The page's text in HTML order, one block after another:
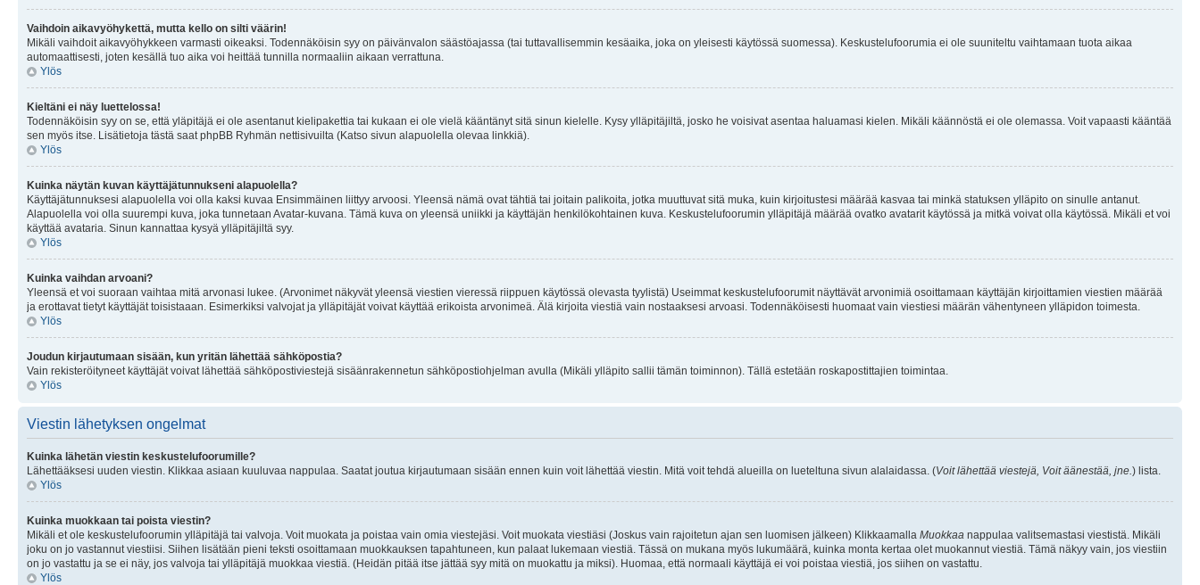
Vaihdoin aikavyöhykettä, mutta kello on silti väärin!
Mikäli vaihdoit aikavyöhykkeen varmasti oikeaksi. Todennäköisin syy on päivänvalon säästöajassa (tai tuttavallisemmin kesäaika, joka on yleisesti käytössä suomessa). Keskustelufoorumia ei ole suuniteltu vaihtamaan tuota aikaa
automaattisesti, joten kesällä tuo aika voi heittää tunnilla normaaliin aikaan verrattuna.
Ylös
Kieltäni ei näy luettelossa!
Todennäköisin syy on se, että yläpitäjä ei ole asentanut kielipakettia tai kukaan ei ole vielä kääntänyt sitä sinun kielelle. Kysy ylläpitäjiltä, josko he voisivat asentaa haluamasi kielen. Mikäli käännöstä ei ole olemassa. Voit vapaasti kääntää
sen myös itse. Lisätietoja tästä saat phpBB Ryhmän nettisivuilta (Katso sivun alapuolella olevaa linkkiä).
Ylös
Kuinka näytän kuvan käyttäjätunnukseni alapuolella?
Käyttäjätunnuksesi alapuolella voi olla kaksi kuvaa Ensimmäinen liittyy arvoosi. Yleensä nämä ovat tähtiä tai joitain palikoita, jotka muuttuvat sitä muka, kuin kirjoitustesi määrää kasvaa tai minkä statuksen ylläpito on sinulle antanut.
Alapuolella voi olla suurempi kuva, joka tunnetaan Avatar-kuvana. Tämä kuva on yleensä uniikki ja käyttäjän henkilökohtainen kuva. Keskustelufoorumin ylläpitäjä määrää ovatko avatarit käytössä ja mitkä voivat olla käytössä. Mikäli et voi
käyttää avataria. Sinun kannattaa kysyä ylläpitäjiltä syy.
Ylös
Kuinka vaihdan arvoani?
Yleensä et voi suoraan vaihtaa mitä arvonasi lukee. (Arvonimet näkyvät yleensä viestien vieressä riippuen käytössä olevasta tyylistä) Useimmat keskustelufoorumit näyttävät arvonimiä osoittamaan käyttäjän kirjoittamien viestien määrää
ja erottavat tietyt käyttäjät toisistaaan. Esimerkiksi valvojat ja ylläpitäjät voivat käyttää erikoista arvonimeä. Älä kirjoita viestiä vain nostaaksesi arvoasi. Todennäköisesti huomaat vain viestiesi määrän vähentyneen ylläpidon toimesta.
Ylös
Joudun kirjautumaan sisään, kun yritän lähettää sähköpostia?
Vain rekisteröityneet käyttäjät voivat lähettää sähköpostiviestejä sisäänrakennetun sähköpostiohjelman avulla (Mikäli ylläpito sallii tämän toiminnon). Tällä estetään roskapostittajien toimintaa.
Ylös
Viestin lähetyksen ongelmat
Kuinka lähetän viestin keskustelufoorumille?
Lähettääksesi uuden viestin. Klikkaa asiaan kuuluvaa nappulaa. Saatat joutua kirjautumaan sisään ennen kuin voit lähettää viestin. Mitä voit tehdä alueilla on lueteltuna sivun alalaidassa. (Voit lähettää viestejä, Voit äänestää, jne. ) lista.
Ylös
Kuinka muokkaan tai poista viestin?
Mikäli et ole keskustelufoorumin ylläpitäjä tai valvoja. Voit muokata ja poistaa vain omia viestejäsi. Voit muokata viestiäsi (Joskus vain rajoitetun ajan sen luomisen jälkeen) Klikkaamalla Muokkaa nappulaa valitsemastasi viestistä. Mikäli
joku on jo vastannut viestiisi. Siihen lisätään pieni teksti osoittamaan muokkauksen tapahtuneen, kun palaat lukemaan viestiä. Tässä on mukana myös lukumäärä, kuinka monta kertaa olet muokannut viestiä. Tämä näkyy vain, jos viestiin
on jo vastattu ja se ei näy, jos valvoja tai ylläpitäjä muokkaa viestiä. (Heidän pitää itse jättää syy mitä on muokattu ja miksi). Huomaa, että normaali käyttäjä ei voi poistaa viestiä, jos siihen on vastattu.
Ylös